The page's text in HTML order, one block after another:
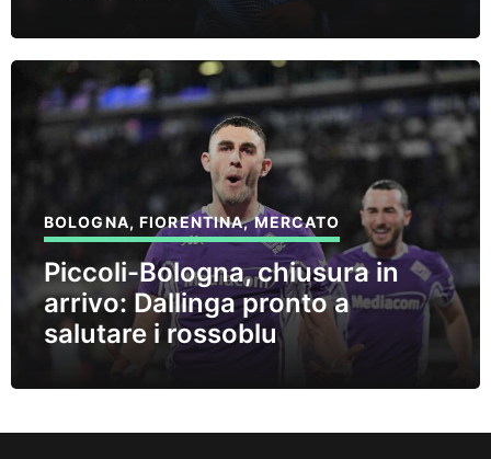
BOLOGNA,FIORENTINA,MERCATO
Piccoli-Bologna, chiusura in
arrivo: Dallinga pronto a
salutare i rossoblu